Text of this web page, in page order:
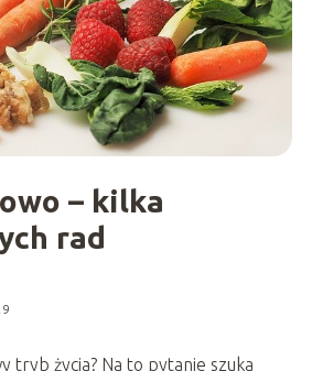
– kilka
rad
tryb życia? Na to pytanie szuka